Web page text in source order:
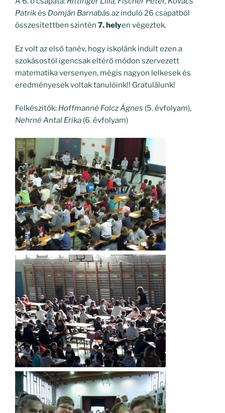
Patrikés Domján Barnabás az induló 26 csapatból
összesítettben szintén 7. helyen végeztek.
Ez volt az első tanév, hogy iskolánk indult ezen a
szokásostól igencsak eltérő módon szervezett
matematika versenyen, mégis nagyon lelkesek és
eredményesek voltak tanulóink!! Gratulálunk!
Felkészítők: Hoffmanné Folcz Ágnes (5. évfolyam),
Nehrné Antal Erika (6. évfolyam)